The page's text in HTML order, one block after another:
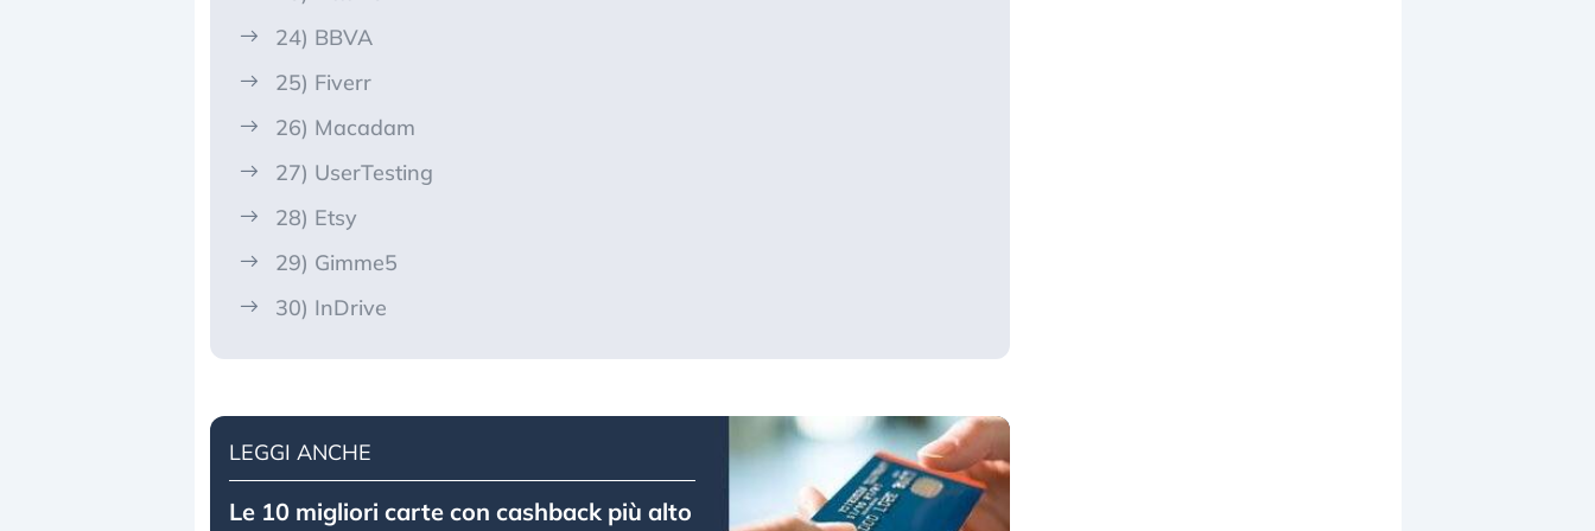
24) BBVA
25) Fiverr
26) Macadam
27) UserTesting
28) Etsy
29) Gimme5
30) InDrive
LEGGI ANCHE
Le 10 migliori carte con cashback più alto